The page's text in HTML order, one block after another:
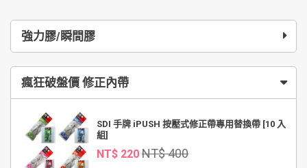
強力膠/瞬間膠
瘋狂破盤價 修正內帶
SDI 手牌 iPUSH 按壓式修正帶專用替換帶 [10 入
組]
NT$ 220 NT$ 400